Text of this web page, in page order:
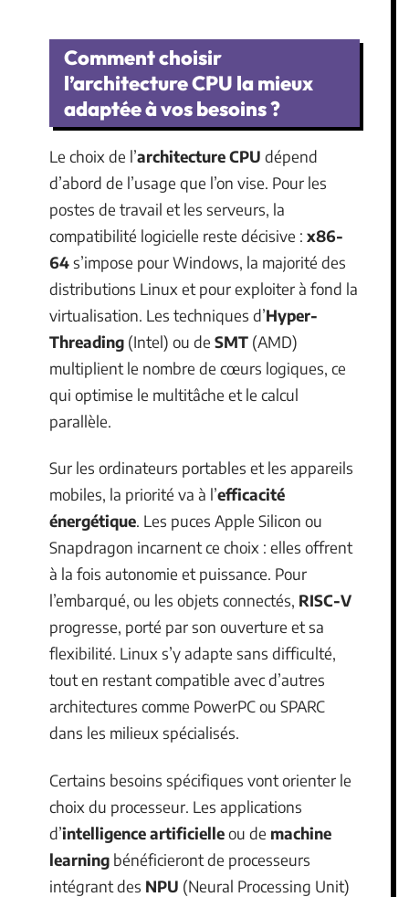
Comment choisir
l’architecture CPU la mieux
adaptée à vos besoins ?
Le choix de l’architecture CPU dépend
d’abord de l’usage que l’on vise. Pour les
postes de travail et les serveurs, la
compatibilité logicielle reste décisive : x86-
64s’impose pour Windows, la majorité des
distributions Linux et pour exploiter à fond la
virtualisation. Les techniques d’Hyper-
Threading (Intel) ou de SMT (AMD)
multiplient le nombre de cœurs logiques, ce
qui optimise le multitâche et le calcul
parallèle.
Sur les ordinateurs portables et les appareils
mobiles, la priorité va à l’efficacité
énergétique. Les puces Apple Silicon ou
Snapdragon incarnent ce choix : elles offrent
à la fois autonomie et puissance. Pour
l’embarqué, ou les objets connectés, RISC-V
progresse, porté par son ouverture et sa
flexibilité. Linux s’y adapte sans difficulté,
tout en restant compatible avec d’autres
architectures comme PowerPC ou SPARC
dans les milieux spécialisés.
Certains besoins spécifiques vont orienter le
choix du processeur. Les applications
d’intelligence artificielleou de machine
learning bénéficieront de processeurs
intégrant des NPU (Neural Processing Unit)